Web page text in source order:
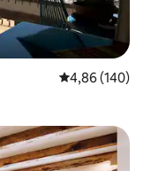
Évaluation
4,86 (140)